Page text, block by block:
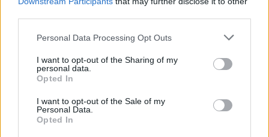
Personal Data Processing Opt Outs
I want to opt-out of the Sharing of my
personal data.
Opted In
I want to opt-out of the Sale of my
Personal Data.
Opted In